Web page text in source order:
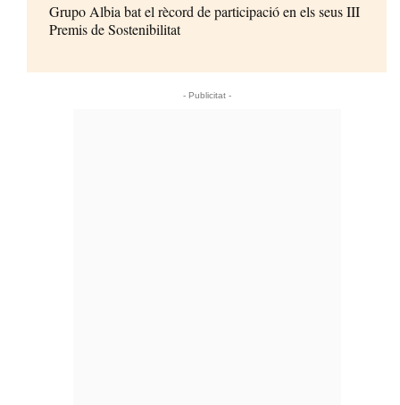
Grupo Albia bat el rècord de participació en els seus III
Premis de Sostenibilitat
- Publicitat -